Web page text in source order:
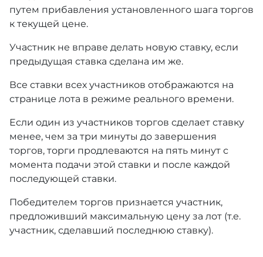
путем прибавления установленного шага торгов
к текущей цене.
Участник не вправе делать новую ставку, если
предыдущая ставка сделана им же.
Все ставки всех участников отображаются на
странице лота в режиме реального времени.
Если один из участников торгов сделает ставку
менее, чем за три минуты до завершения
торгов, торги продлеваются на пять минут с
момента подачи этой ставки и после каждой
последующей ставки.
Победителем торгов признается участник,
предложивший максимальную цену за лот (т.е.
участник, сделавший последнюю ставку).